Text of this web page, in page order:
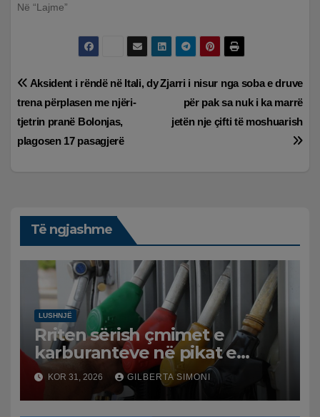
Në “Lajme”
Lëvizje
te
postimet
Zjarri i nisur nga soba e druve
për pak sa nuk i ka marrë
jetën nje çifti të moshuarish
Aksident i rëndë në Itali, dy
trena përplasen me njëri-
tjetrin pranë Bolonjas,
plagosen 17 pasagjerë
Të ngjashme
LUSHNJË
Rriten sërish çmimet e
karburanteve në pikat e
karburanteve në Lushnjë.
Tensionet në Lindjen e
Mesme shtrenjtojnë naftën
KOR 31, 2026 GILBERTA SIMONI